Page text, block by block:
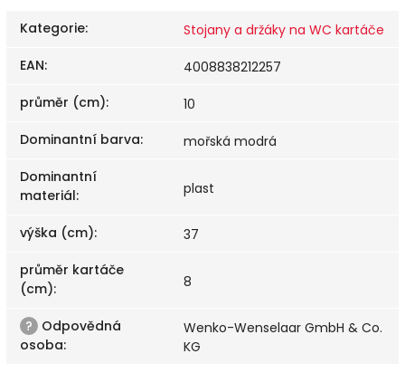
Kategorie:
Stojany a držáky na WC kartáče
EAN:
4008838212257
průměr (cm):
10
Dominantní barva:
mořská modrá
Dominantní
materiál: plast
výška (cm):
37
průměr kartáče
(cm): 8
? Odpovědná
osoba:
Wenko-Wenselaar GmbH & Co.
KG